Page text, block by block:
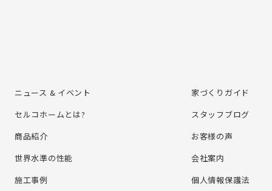
ニュース & イベント
セルコホームとは?
商品紹介
世界水準の性能
施⼯事例
家づくりガイド
スタッフブログ
お客様の声
会社案内
個⼈情報保護法